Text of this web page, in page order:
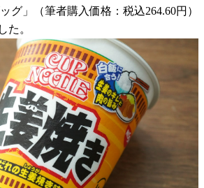
グ」（筆者購入価格：税込264.60円）
た。